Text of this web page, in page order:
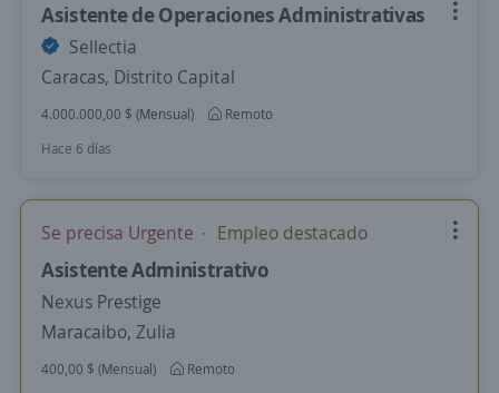
Asistente de Operaciones Administrativas
Sellectia
Caracas, Distrito Capital
4.000.000,00 $ (Mensual)
Remoto
Hace 6 días
Se precisa Urgente Empleo destacado
Asistente Administrativo
Nexus Prestige
Maracaibo, Zulia
400,00 $ (Mensual)
Remoto